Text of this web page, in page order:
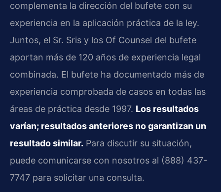
complementa la dirección del bufete con su
experiencia en la aplicación práctica de la ley.
Juntos, el Sr. Sris y los Of Counsel del bufete
aportan más de 120 años de experiencia legal
combinada. El bufete ha documentado más de
experiencia comprobada de casos en todas las
áreas de práctica desde 1997. Los resultados
varían; resultados anteriores no garantizan un
resultado similar. Para discutir su situación,
puede comunicarse con nosotros al (888) 437-
7747 para solicitar una consulta.